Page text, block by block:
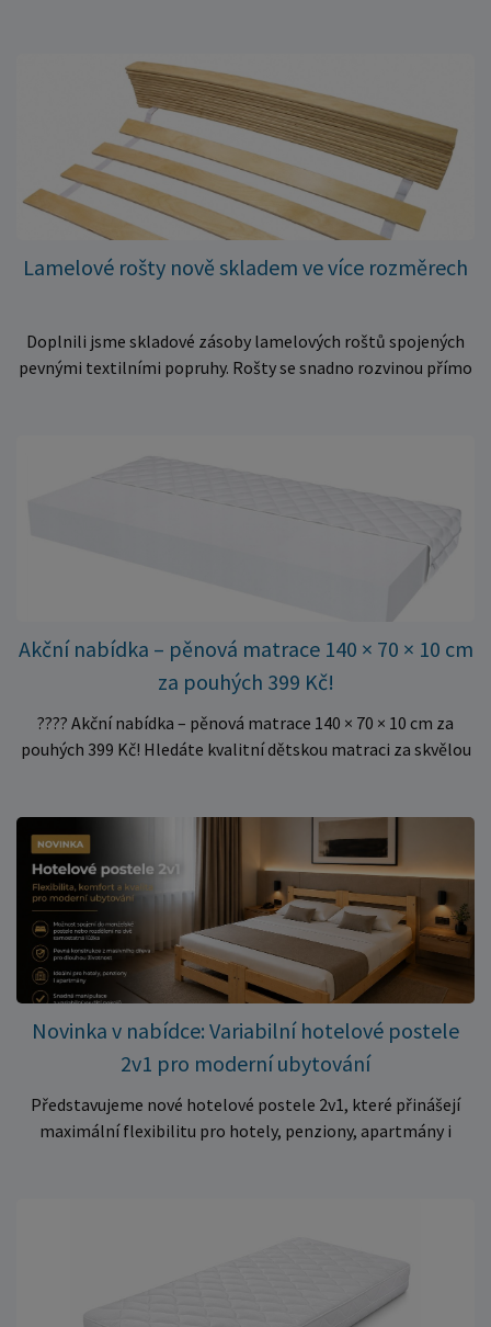
Lamelové rošty nově skladem ve více rozměrech
Doplnili jsme skladové zásoby lamelových roštů spojených
pevnými textilními popruhy. Rošty se snadno rozvinou přímo
množství kusů, proto můžeme objednávky rychle expedovat.
Vyberte si vhodný rozměr a dopřejte své matraci kvalitní
podklad za výhodnou cenu.
Akční nabídka – pěnová matrace 140 × 70 × 10 cm
za pouhých 399 Kč!
???? Akční nabídka – pěnová matrace 140 × 70 × 10 cm za
pouhých 399 Kč! Hledáte kvalitní dětskou matraci za skvělou
✅ Pohodlné pěnové jádro pro komfortní spánek dítěte ✅
Skvělá volba do dětských postýlek ✅ Výjimečně výhodná cena
– jen 399 Kč Využijte této mimořádné nabídky a pořiďte
kvalitní matraci za cenu, která patří k nejvýhodnějším na
trhu. Akce platí pouze do vyprodání zásob. Nakupujte chytře a
ušetřete!
Novinka v nabídce: Variabilní hotelové postele
2v1 pro moderní ubytování
Představujeme nové hotelové postele 2v1, které přinášejí
maximální flexibilitu pro hotely, penziony, apartmány i
stabilitu a dlouhou životnost. Robustní konstrukce z
kvalitního masivního dřeva zajistí spolehlivé používání i při